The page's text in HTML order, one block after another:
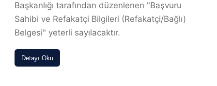
Başkanlığı tarafından düzenlenen "Başvuru
Sahibi ve Refakatçi Bilgileri (Refakatçi/Bağlı)
Belgesi" yeterli sayılacaktır.
Detayı Oku